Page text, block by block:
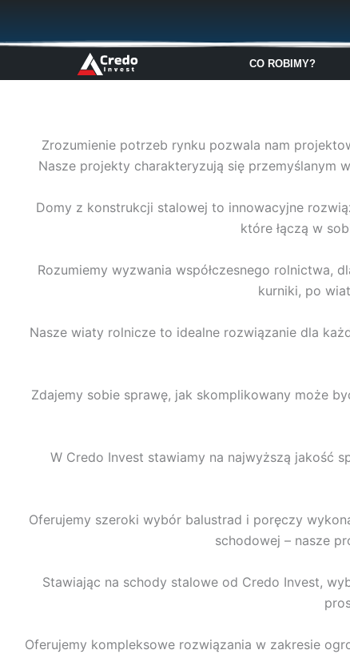
treści
CO ROBIMY?
Zrozumienie potrzeb rynku pozwala nam
Nasze projekty charakteryzują się przemyślanym
Domy z konstrukcji stalowej to innowacyjne
które łączą w
Rozumiemy wyzwania współczesnego rolnictwa,
kurniki, po
Nasze wiaty rolnicze to idealne rozwiązanie dla
Zdajemy sobie sprawę, jak skomplikowany może
W Credo Invest stawiamy na najwyższą jakość
Oferujemy szeroki wybór balustrad i poręczy
schodowej – nasze
Stawiając na schody stalowe od Credo Invest,
Oferujemy kompleksowe rozwiązania w zakresie